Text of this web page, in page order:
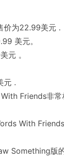
价为22.99美元 .
美元。
元 。
元 .
Friends非常
With
Something版